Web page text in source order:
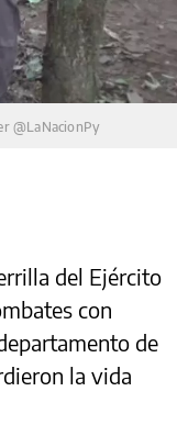
@LaNacionPy
del Ejército
con
de
la vida